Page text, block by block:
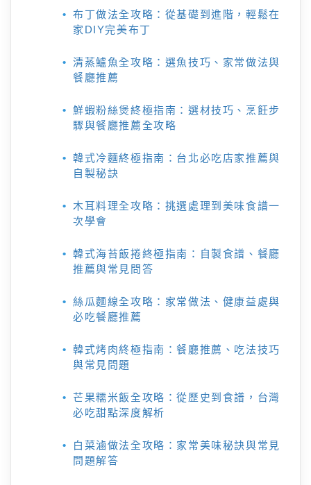
布丁做法全攻略：從基礎到進階，輕鬆在
家DIY完美布丁
清蒸鱸魚全攻略：選魚技巧、家常做法與
餐廳推薦
鮮蝦粉絲煲終極指南：選材技巧、烹飪步
驟與餐廳推薦全攻略
韓式冷麵終極指南：台北必吃店家推薦與
自製秘訣
木耳料理全攻略：挑選處理到美味食譜一
次學會
韓式海苔飯捲終極指南：自製食譜、餐廳
推薦與常見問答
絲瓜麵線全攻略：家常做法、健康益處與
必吃餐廳推薦
韓式烤肉終極指南：餐廳推薦、吃法技巧
與常見問題
芒果糯米飯全攻略：從歷史到食譜，台灣
必吃甜點深度解析
白菜滷做法全攻略：家常美味秘訣與常見
問題解答